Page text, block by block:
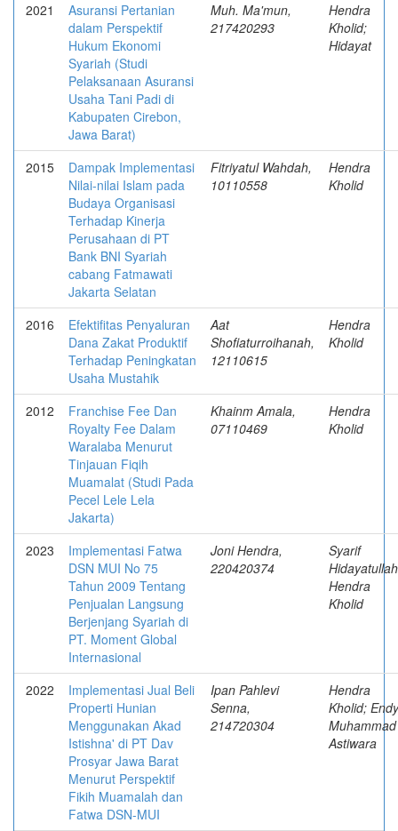
2021
Asuransi Pertanian
dalam Perspektif
Hukum Ekonomi
Syariah (Studi
Pelaksanaan Asuransi
Usaha Tani Padi di
Kabupaten Cirebon,
Jawa Barat)
Muh. Ma'mun,
217420293
Hendra
Kholid;
Hidayat
2015
Dampak Implementasi
Nilai-nilai Islam pada
Budaya Organisasi
Terhadap Kinerja
Perusahaan di PT
Bank BNI Syariah
cabang Fatmawati
Jakarta Selatan
Fitriyatul Wahdah,
10110558
Hendra
Kholid
2016
Efektifitas Penyaluran
Dana Zakat Produktif
Terhadap Peningkatan
Usaha Mustahik
Aat
Shofiaturroihanah,
12110615
Hendra
Kholid
2012
Franchise Fee Dan
Royalty Fee Dalam
Waralaba Menurut
Tinjauan Fiqih
Muamalat (Studi Pada
Pecel Lele Lela
Jakarta)
Khainm Amala,
07110469
Hendra
Kholid
2023
Implementasi Fatwa
DSN MUI No 75
Tahun 2009 Tentang
Penjualan Langsung
Berjenjang Syariah di
PT. Moment Global
Internasional
Joni Hendra,
220420374
Syarif
Hendra
Kholid
2022
Implementasi Jual Beli
Properti Hunian
Menggunakan Akad
Istishna' di PT Dav
Prosyar Jawa Barat
Menurut Perspektif
Fikih Muamalah dan
Fatwa DSN-MUI
Ipan Pahlevi
Senna,
214720304
Hendra
Kholid; Endy
Muhammad
Astiwara